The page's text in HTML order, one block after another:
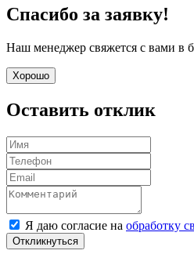
Спасибо за заявку!
Наш менеджер свяжется с вами в
Хорошо
Оставить отклик
Я даю согласие на обработку
Откликнуться